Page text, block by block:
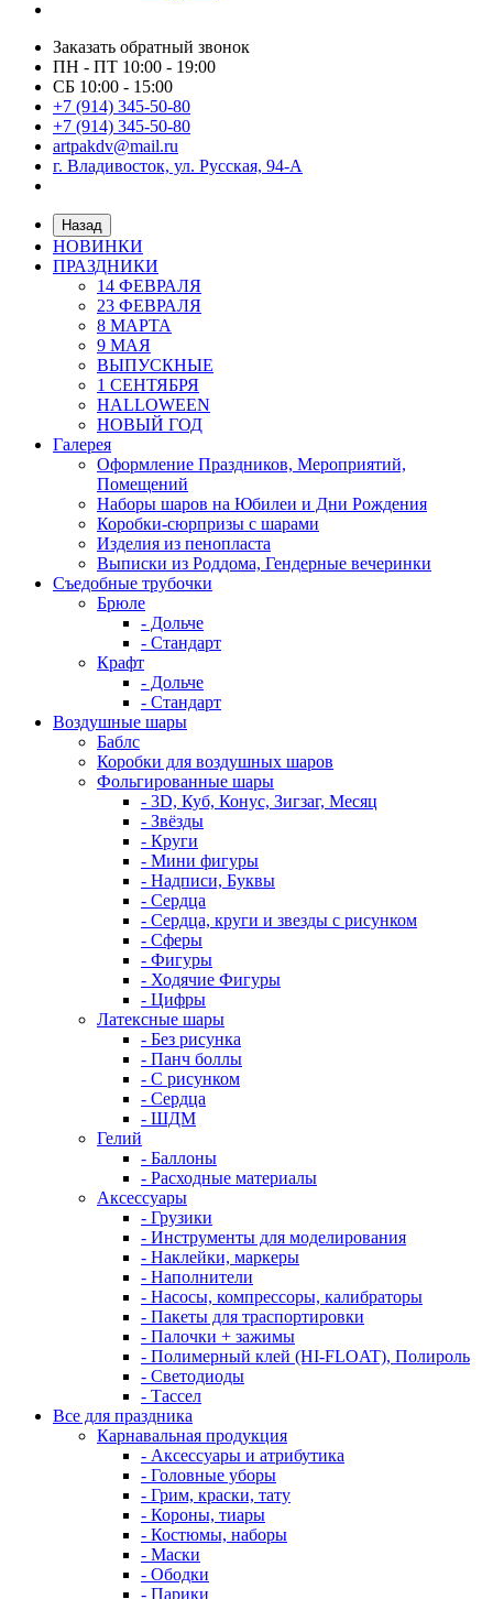
Заказать обратный звонок
ПН - ПТ 10:00 - 19:00
СБ 10:00 - 15:00
+7 (914) 345-50-80
+7 (914) 345-50-80
artpakdv@mail.ru
г. Владивосток, ул. Русская, 94-А
Назад
НОВИНКИ
ПРАЗДНИКИ
14 ФЕВРАЛЯ
23 ФЕВРАЛЯ
8 МАРТА
9 МАЯ
ВЫПУСКНЫЕ
1 СЕНТЯБРЯ
HALLOWEEN
НОВЫЙ ГОД
Галерея
Оформление Праздников, Мероприятий,
Помещений
Наборы шаров на Юбилеи и Дни Рождения
Коробки-сюрпризы с шарами
Изделия из пенопласта
Выписки из Роддома, Гендерные вечеринки
Съедобные трубочки
Брюле
- Дольче
- Стандарт
Крафт
- Дольче
- Стандарт
Воздушные шары
Баблс
Коробки для воздушных шаров
Фольгированные шары
- 3D, Куб, Конус, Зигзаг, Месяц
- Звёзды
- Круги
- Мини фигуры
- Надписи, Буквы
- Сердца
- Сердца, круги и звезды с рисунком
- Сферы
- Фигуры
- Ходячие Фигуры
- Цифры
Латексные шары
- Без рисунка
- Панч боллы
- С рисунком
- Сердца
- ШДМ
Гелий
- Баллоны
- Расходные материалы
Аксессуары
- Грузики
- Инструменты для моделирования
- Наклейки, маркеры
- Наполнители
- Насосы, компрессоры, калибраторы
- Пакеты для траспортировки
- Палочки + зажимы
- Полимерный клей (HI-FLOAT), Полироль
- Светодиоды
- Тассел
Все для праздника
Карнавальная продукция
- Аксессуары и атрибутика
- Головные уборы
- Грим, краски, тату
- Короны, тиары
- Костюмы, наборы
- Маски
- Ободки
- Парики